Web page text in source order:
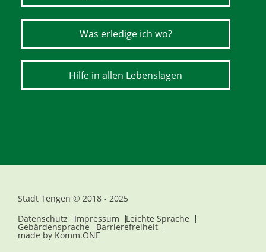
Was erledige ich wo?
Hilfe in allen Lebenslagen
Stadt Tengen © 2018 - 2025
Datenschutz
Impressum Leichte Sprache
Gebärdensprache Barrierefreiheit
made by Komm.ONE